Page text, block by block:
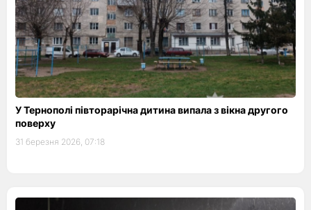
У Тернополі півторарічна дитина випала з вікна другого
поверху
31 березня 2026, 07:18